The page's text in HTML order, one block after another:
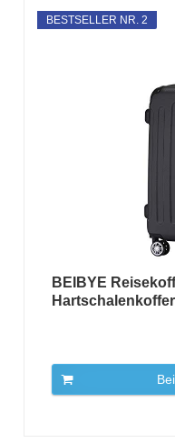
BESTSELLER NR. 2
BEIBYE